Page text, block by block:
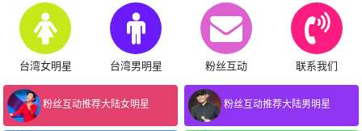
台湾女明星 台湾男明星 粉丝互动 联系我们
粉丝互动推荐大陆女明星 粉丝互动推荐大陆男明星